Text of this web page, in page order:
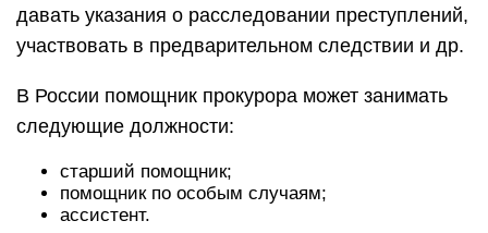
давать указания о расследовании преступлений,
участвовать в предварительном следствии и др.
В России помощник прокурора может занимать
следующие должности:
старший помощник;
помощник по особым случаям;
ассистент.